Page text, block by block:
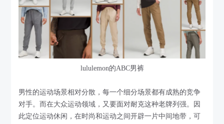
lululemon的ABC男裤
男性的运动场景相对分散，每一个细分场景都有成熟的竞争
对手。而在大众运动领域，又要面对耐克这种老牌列强。因
此定位运动休闲，在时尚和运动之间开辟一片中间地带，可